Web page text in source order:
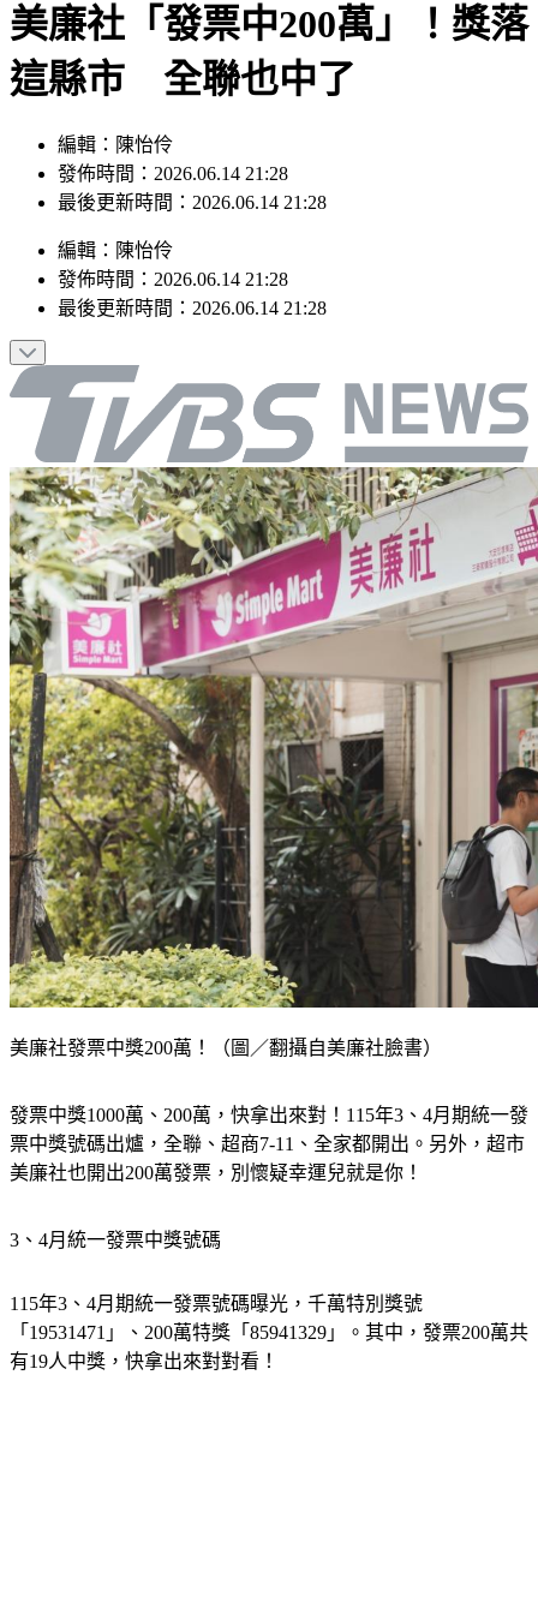
美廉社「發票中200萬」！獎落
這縣市 全聯也中了
編輯：陳怡伶
發佈時間：2026.06.14 21:28
最後更新時間：2026.06.14 21:28
編輯 ： 陳怡伶
發佈時間： 2026.06.14 21:28
最後更新時間： 2026.06.14 21:28
美廉社發票中獎200萬！（圖／翻攝自美廉社臉書）
發票中獎1000萬、200萬，快拿出來對！115年3、4月期統一發
票中獎號碼出爐，全聯、超商7-11、全家都開出。另外，超市
美廉社也開出200萬發票，別懷疑幸運兒就是你！
3、4月統一發票中獎號碼
115年3、4月期統一發票號碼曝光，千萬特別獎號
「19531471」、200萬特獎「85941329」。其中，發票200萬共
有19人中獎，快拿出來對對看！